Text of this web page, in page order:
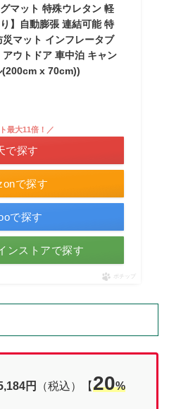
マット 特殊ウレタン 軽
】自動膨張 連結可能 特
マット インフレータブ
ウトドア 車中泊 キャン
(200cm x 70cm))
で探す
最大11倍！／
で探す
で探す
ンストアで探す
ポチップ
円 （税込）【20%